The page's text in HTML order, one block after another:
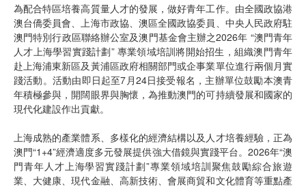
為配合特區培養高質量人才的發展，做好青年工作。由全國政協港
澳台僑委員會、上海市政協、澳區全國政協委員、中央人民政府駐
澳門特別行政區聯絡辦公室及澳門基金會主辦之2026年 “澳門青年
人才上海學習實踐計劃” 專業領域培訓將開始招生，組織澳門青年
赴上海浦東新區及黃浦區政府相關部門或企事業單位進行兩個月實
踐活動。活動由即日起至7月24日接受報名，主辦單位鼓勵本澳青
年積極參與，開闊眼界與胸懷，為推動澳門的可持續發展和國家的
現代化建設作出貢獻。
上海成熟的產業體系、多樣化的經濟結構以及人才培養經驗，正為
澳門“1+4”經濟適度多元發展提供強大借鏡與實踐平台。2026年“澳
門青年人才上海學習實踐計劃”專業領域培訓聚焦鼓勵綜合旅遊
業、大健康、現代金融、高新技術、會展商貿和文化體育等重點產